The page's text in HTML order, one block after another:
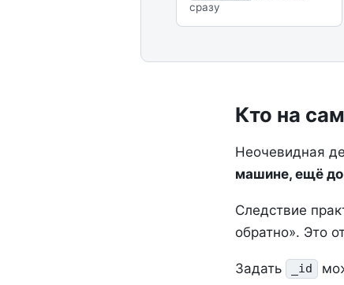
сразу
Кто на
Неочевидная
машине, ещё до
Следствие
обратно». Это
Задать _id